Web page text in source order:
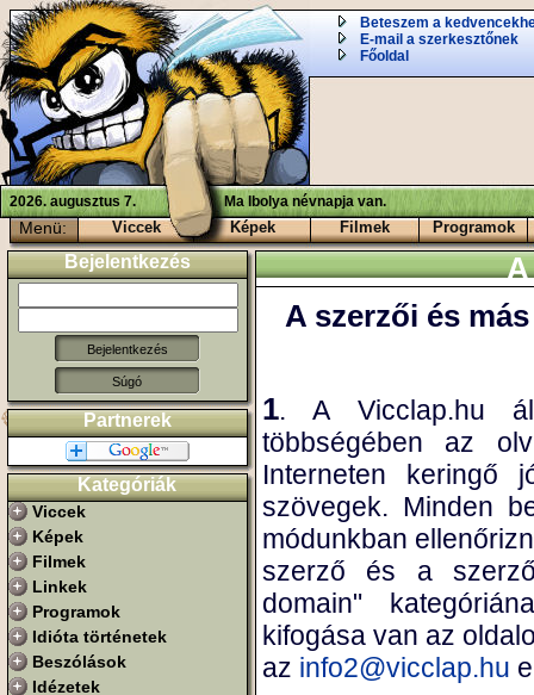
Beteszem a
E-mail a szerkesztőnek
Főoldal
2026. augusztus 7. Ma Ibolya névnapja van.
Menü: Viccek Képek Filmek Programok
Bejelentkezés
Súgó
Partnerek
Kategóriák
Viccek
Képek
Filmek
Linkek
Programok
Idióta történetek
Beszólások
Idézetek
A szerzői és
1. A Vicclap.hu
többségében az
Interneten keringő
szövegek. Minden
módunkban
szerző és a
domain"
kifogása van az
az info2@vicclap.hu